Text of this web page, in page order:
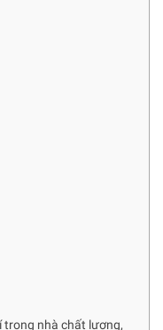
trong nhà chất lượng,